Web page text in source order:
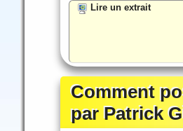
Lire un extrait
Comment
par Patrick